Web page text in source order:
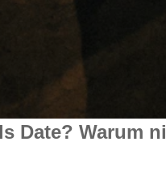
Date? Warum